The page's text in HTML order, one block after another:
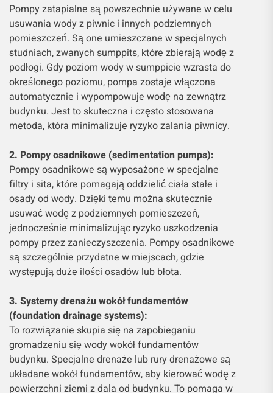
Pompy zatapialne są powszechnie używane w celu
usuwania wody z piwnic i innych podziemnych
pomieszczeń. Są one umieszczane w specjalnych
studniach, zwanych sumppits, które zbierają wodę z
podłogi. Gdy poziom wody w sumppicie wzrasta do
określonego poziomu, pompa zostaje włączona
automatycznie i wypompowuje wodę na zewnątrz
budynku. Jest to skuteczna i często stosowana
metoda, która minimalizuje ryzyko zalania piwnicy.
2. Pompy osadnikowe (sedimentation pumps):
Pompy osadnikowe są wyposażone w specjalne
filtry i sita, które pomagają oddzielić ciała stałe i
osady od wody. Dzięki temu można skutecznie
usuwać wodę z podziemnych pomieszczeń,
jednocześnie minimalizując ryzyko uszkodzenia
pompy przez zanieczyszczenia. Pompy osadnikowe
są szczególnie przydatne w miejscach, gdzie
występują duże ilości osadów lub błota.
3. Systemy drenażu wokół fundamentów
(foundation drainage systems):
To rozwiązanie skupia się na zapobieganiu
gromadzeniu się wody wokół fundamentów
budynku. Specjalne drenaże lub rury drenażowe są
układane wokół fundamentów, aby kierować wodę z
powierzchni ziemi z dala od budynku. To pomaga w